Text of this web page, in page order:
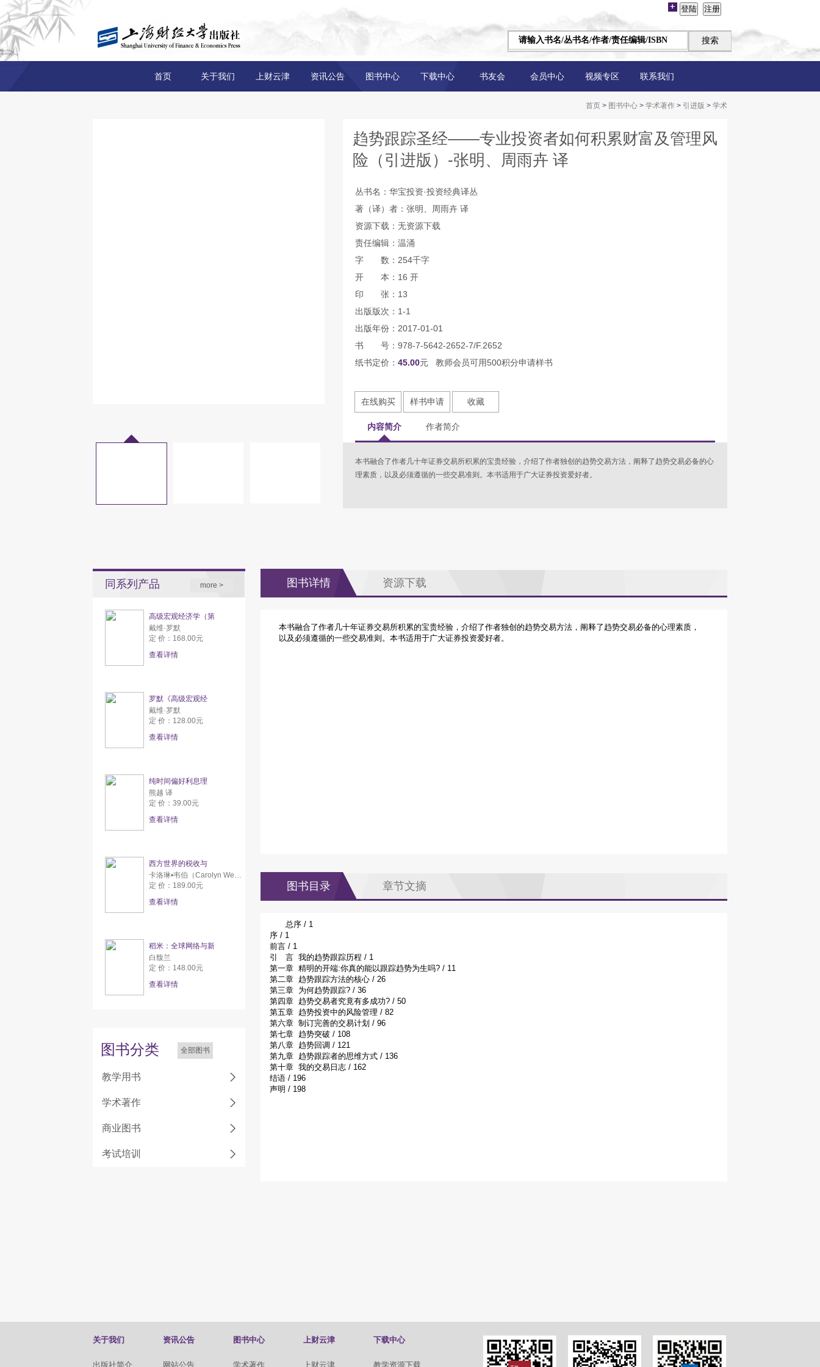
首页 关于我们 上财云津 资讯公告 图书中心 下载中心 书友会 会员中心 视频专区 联系我们
首页 > 图书中心 > 学术著作 > 引进版 > 学术
趋势跟踪圣经——专业投资者如何积累财富及管理风
险（引进版）-张明、周雨卉 译
丛书名：华宝投资·投资经典译丛
著（译）者：张明、周雨卉 译
资源下载：无资源下载
责任编辑：温涌
字 数：254千字
开 本：16 开
印 张：13
出版版次：1-1
出版年份：2017-01-01
书 号：978-7-5642-2652-7/F.2652
纸书定价： 45.00元 教师会员可用500积分申请样书
在线购买 样书申请 收藏
内容简介 作者简介
本书融合了作者几十年证券交易所积累的宝贵经验，介绍了作者独创的趋势交易方法，阐释了趋势交易必备的心
理素质，以及必须遵循的一些交易准则。本书适用于广大证券投资爱好者。
同系列产品 more >
高级宏观经济学（第
戴维·罗默
定 价：168.00元
查看详情
罗默《高级宏观经
戴维·罗默
定 价：128.00元
查看详情
纯时间偏好利息理
熊越 译
定 价：39.00元
查看详情
西方世界的税收与
卡洛琳•韦伯（Carolyn Webber） 亚伦•威尔达夫斯基（Aaron Wildavsky）
定 价：189.00元
查看详情
稻米：全球网络与新
白馥兰
定 价：148.00元
查看详情
图书分类 全部图书
教学用书
学术著作
商业图书
考试培训
图书详情 资源下载
本书融合了作者几十年证券交易所积累的宝贵经验，介绍了作者独创的趋势交易方法，阐释了趋势交易必备的心理素质，
以及必须遵循的一些交易准则。本书适用于广大证券投资爱好者。
图书目录 章节文摘
总序 / 1
序 / 1
前言 / 1
引 言 我的趋势跟踪历程 / 1
第一章 精明的开端:你真的能以跟踪趋势为生吗? / 11
第二章 趋势跟踪方法的核心 / 26
第三章 为何趋势跟踪? / 36
第四章 趋势交易者究竟有多成功? / 50
第五章 趋势投资中的风险管理 / 82
第六章 制订完善的交易计划 / 96
第七章 趋势突破 / 108
第八章 趋势回调 / 121
第九章 趋势跟踪者的思维方式 / 136
第十章 我的交易日志 / 162
结语 / 196
声明 / 198
关于我们
出版社简介
资讯公告
网站公告
图书中心
学术著作
上财云津
上财云津
下载中心
教学资源下载